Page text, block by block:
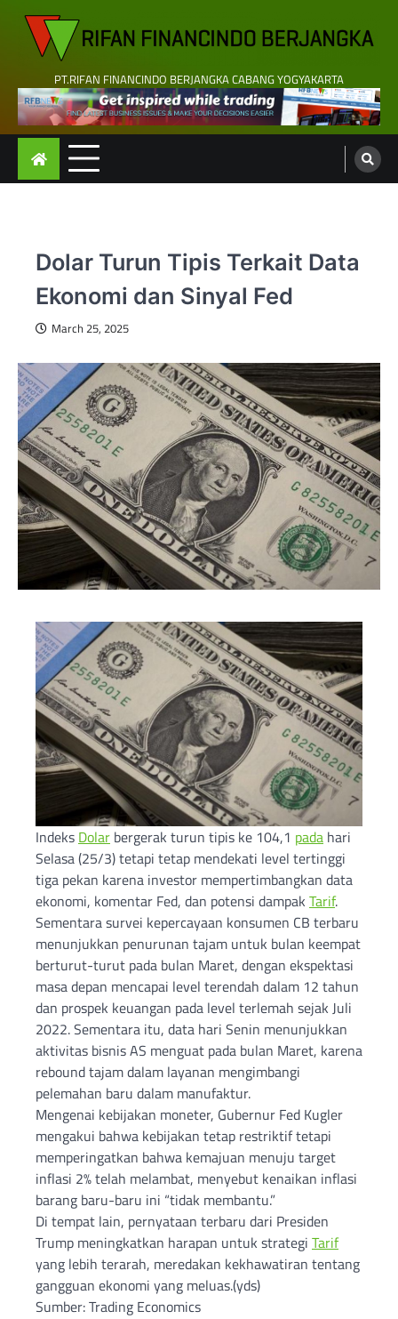
content
PT.RIFAN FINANCINDO BERJANGKA CABANG YOGYAKARTA
Dolar Turun Tipis Terkait Data
Ekonomi dan Sinyal Fed
March 25, 2025
Indeks Dolar bergerak turun tipis ke 104,1 pada hari
Selasa (25/3) tetapi tetap mendekati level tertinggi
tiga pekan karena investor mempertimbangkan data
ekonomi, komentar Fed, dan potensi dampak Tarif.
Sementara survei kepercayaan konsumen CB terbaru
menunjukkan penurunan tajam untuk bulan keempat
berturut-turut pada bulan Maret, dengan ekspektasi
masa depan mencapai level terendah dalam 12 tahun
dan prospek keuangan pada level terlemah sejak Juli
2022. Sementara itu, data hari Senin menunjukkan
aktivitas bisnis AS menguat pada bulan Maret, karena
rebound tajam dalam layanan mengimbangi
pelemahan baru dalam manufaktur.
Mengenai kebijakan moneter, Gubernur Fed Kugler
mengakui bahwa kebijakan tetap restriktif tetapi
memperingatkan bahwa kemajuan menuju target
inflasi 2% telah melambat, menyebut kenaikan inflasi
barang baru-baru ini “tidak membantu.”
Di tempat lain, pernyataan terbaru dari Presiden
Trump meningkatkan harapan untuk strategi Tarif
yang lebih terarah, meredakan kekhawatiran tentang
gangguan ekonomi yang meluas.(yds)
Sumber: Trading Economics